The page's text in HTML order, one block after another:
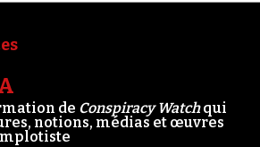
de Conspiracy Watchqui
notions, médias et œuvres